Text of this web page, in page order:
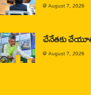
@August 7, 2026
చేనేతకు
@August 7, 2026